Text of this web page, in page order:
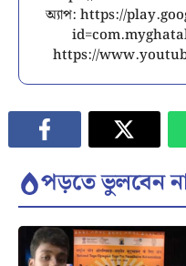
অ্যাপ: https://
https://
পড়তে ভুলবেন